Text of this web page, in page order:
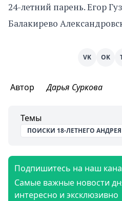
24-летний парень. Егор
Балакирево
VK OK
Автор Дарья Суркова
Темы
ПОИСКИ 18-ЛЕТНЕГО
Подпишитесь на наш
Самые важные новости
интересно и эксклюзивно